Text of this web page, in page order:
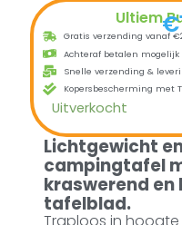
Ultiem€
Gratis verzending vanaf
Achteraf betalen mogelijk
Snelle verzending &
Kopersbescherming met
Uitverkocht
Lichtgewicht
campingtafel
kraswerend
tafelblad.